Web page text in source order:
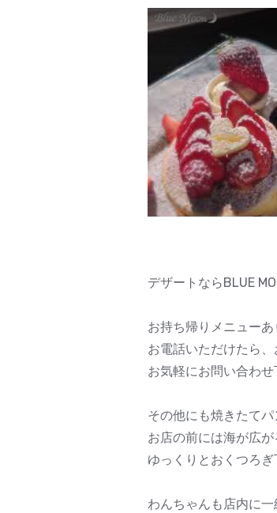
デザートならBLUE
お持ち帰りメニューあ
お電話いただけたら、
お気軽にお問い合わせ
その他にも焼きたて
お店の前には海が広が
ゆっくりとおくつろぎ
わんちゃんも店内に